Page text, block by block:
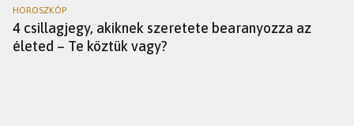
HOROSZKÓP
4 csillagjegy, akiknek szeretete bearanyozza az
életed – Te köztük vagy?